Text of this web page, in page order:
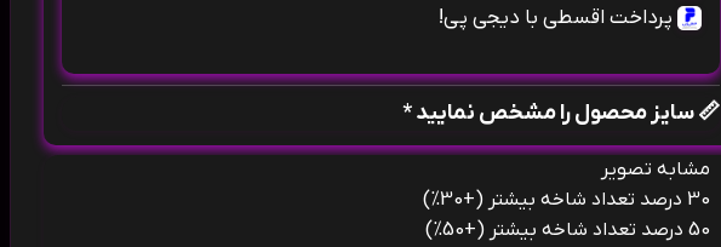
پرداخت اقسطی با دیجی پی!
📏 سایز محصول را مشخص نمایید *
مشابه تصویر
(+30%)
(+50%)